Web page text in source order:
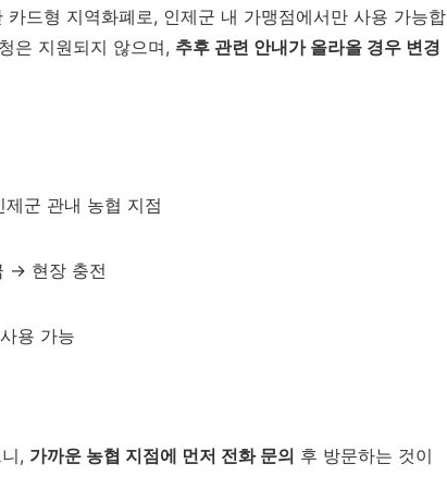
드형 지역화폐로, 인제군 내 가맹점에서만 사용 가능합
은 지원되지 않으며, 추후 관련 안내가 올라올 경우 변경
군 관내 농협 지점
→ 현장 충전
용 가능
, 가까운 농협 지점에 먼저 전화 문의 후 방문하는 것이